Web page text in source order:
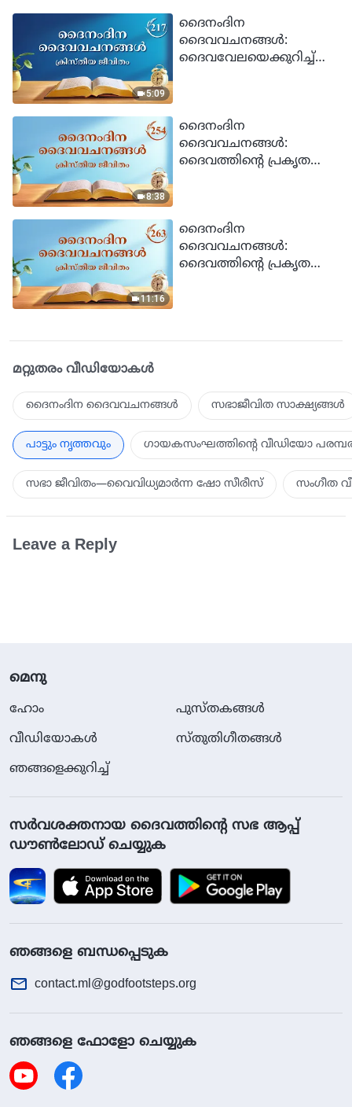
5:09
ദൈനംദിന
ദൈവവചനങ്ങള്‍:
ദൈവവേലയെക്കുറിച്ച്
8:38
ദൈനംദിന
ദൈവവചനങ്ങള്‍:
ദൈവത്തിന്‍റെ പ്രകൃതവും
11:16
ദൈനംദിന
ദൈവവചനങ്ങള്‍:
ദൈവത്തിന്‍റെ പ്രകൃതവും
മറ്റുതരം വീഡിയോകള്‍
ദൈനംദിന ദൈവവചനങ്ങള്‍ സഭാജീവിത സാക്ഷ്യങ്ങൾ
പാട്ടും നൃത്തവും ഗായകസംഘത്തിന്‍റെ വീഡിയോ
സഭാ ജീവിതം—വൈവിധ്യമാർന്ന ഷോ സീരീസ് സംഗീത
Leave a Reply
മെനു
ഹോം
പുസ്തകങ്ങള്‍
വീഡിയോകള്‍
സ്തുതിഗീതങ്ങള്‍
ഞങ്ങളെക്കുറിച്ച്
സര്‍വശക്തനായ ദൈവത്തിൻ്റെ സഭ ആപ്പ്
ഡൗൺലോഡ് ചെയ്യുക
ഞങ്ങളെ ബന്ധപ്പെടുക
contact.ml@godfootsteps.org
ഞങ്ങളെ ഫോളോ ചെയ്യുക